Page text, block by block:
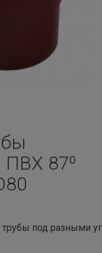
ПВХ 87⁰
трубы под разными